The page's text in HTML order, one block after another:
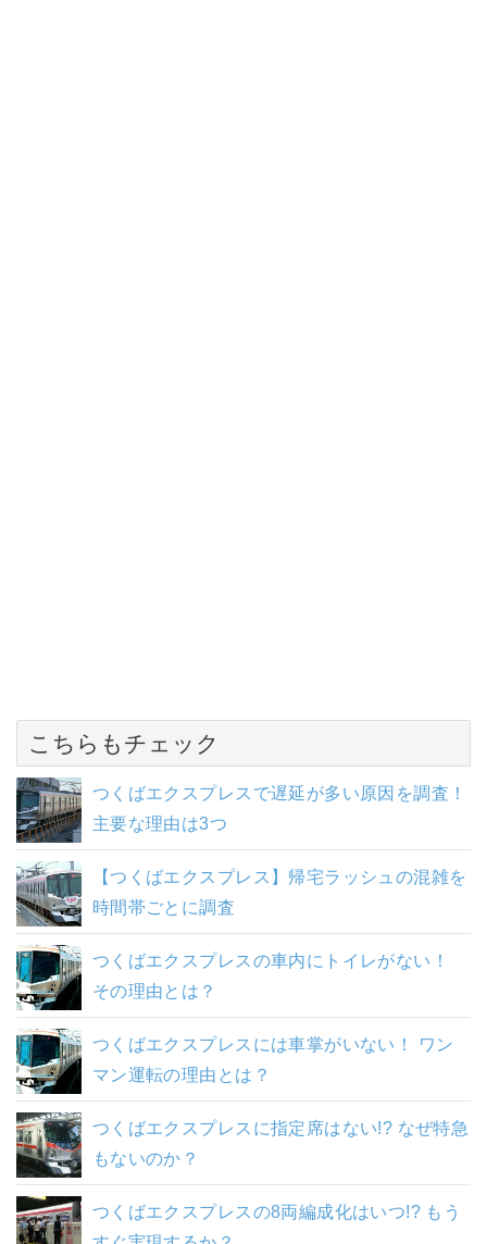
こちらもチェック
つくばエクスプレスで遅延が多い原因を調査！
主要な理由は3つ
【つくばエクスプレス】帰宅ラッシュの混雑を
時間帯ごとに調査
つくばエクスプレスの車内にトイレがない！
その理由とは？
つくばエクスプレスには車掌がいない！ ワン
マン運転の理由とは？
つくばエクスプレスに指定席はない!? なぜ特急
もないのか？
つくばエクスプレスの8両編成化はいつ!? もう